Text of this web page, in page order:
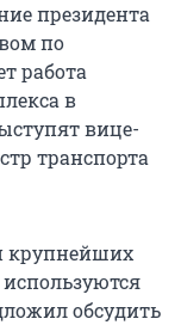
президента
по
работа
в
вице-
транспорта
крупнейших
обсудить